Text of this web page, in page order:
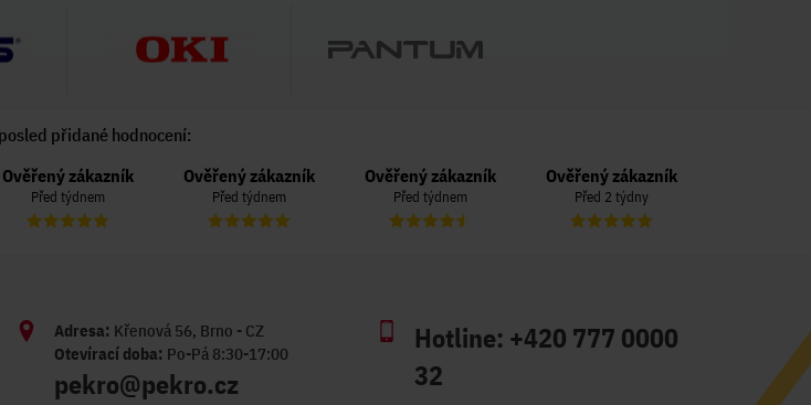
přidané hodnocení:
Ověřený zákazník
Před týdnem
Ověřený zákazník
Před týdnem
Ověřený zákazník
Před týdnem
Ověřený zákazník
Před 2 týdny
Adresa: Křenová 56, Brno - CZ
Otevírací doba: Po-Pá 8:30-17:00
pekro@pekro.cz
Hotline: +420 777 0000
32